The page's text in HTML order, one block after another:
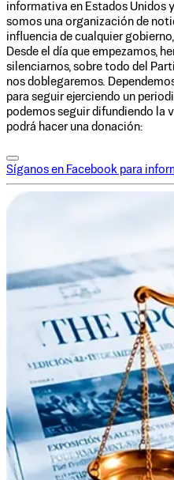
informativa en Estados Unidos
somos una organización de
influencia de cualquier
Desde el día que empezamos,
silenciarnos, sobre todo del
nos doblegaremos.
para seguir ejerciendo un
podemos seguir difundiendo la
podrá hacer una donación:
Síganos en Facebook para